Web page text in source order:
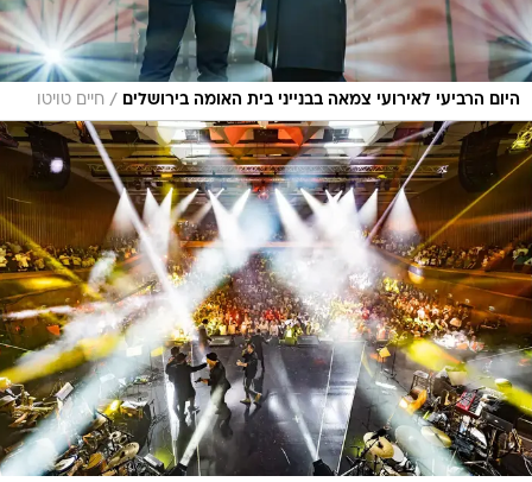
היום הרביעי לאירועי צמאה בבנייני בית האומה בירושלים / חיים טויטו